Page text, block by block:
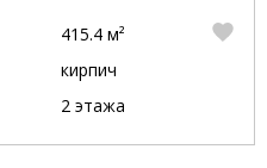
415.4 м²
кирпич
2 этажа